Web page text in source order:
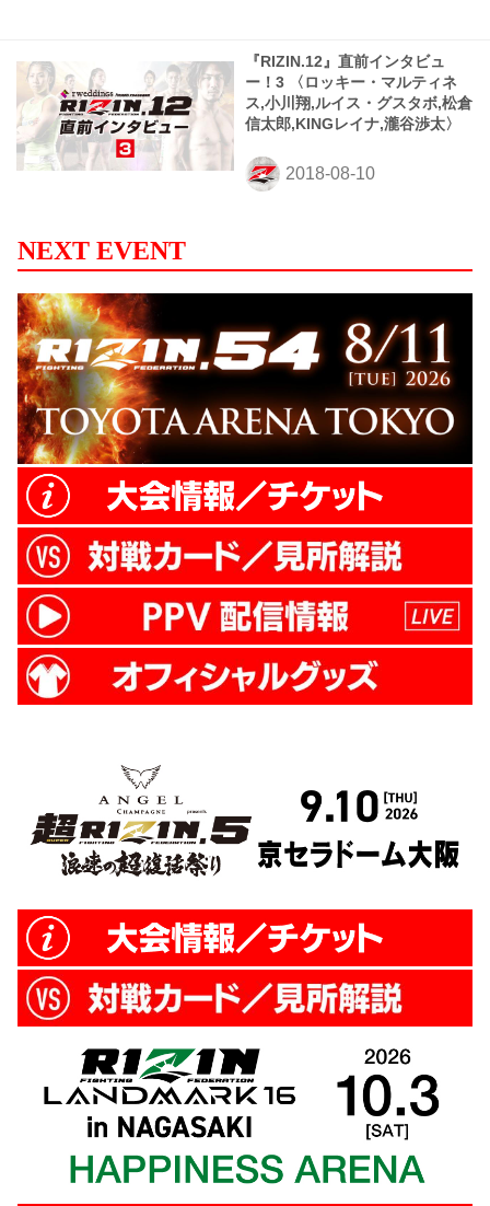
『RIZIN.12』直前インタビュ
ー！3 〈ロッキー・マルティネ
ス,小川翔,ルイス・グスタボ,松倉
信太郎,KINGレイナ,瀧谷渉太〉
NEXT EVENT